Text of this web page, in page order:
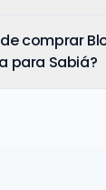
comprar
para Sabiá?